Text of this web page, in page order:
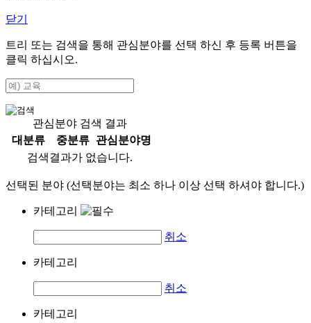
닫기
트리 또는 검색을 통해 관심분야를 선택 하신 후 등록 버튼을
클릭 하십시오.
관심분야 검색 결과
대분류
중분류
관심분야명
검색결과가 없습니다.
선택된 분야 (선택분야는 최소 하나 이상 선택 하셔야 합니다.)
카테고리
취소
카테고리
취소
카테고리